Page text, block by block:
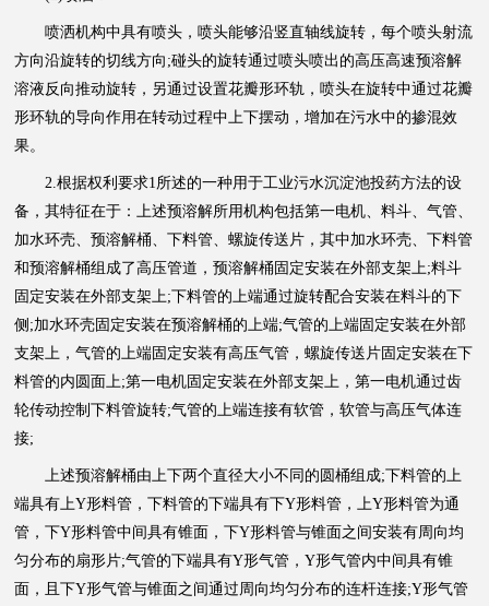
喷洒机构中具有喷头，喷头能够沿竖直轴线旋转，每个喷头射流
方向沿旋转的切线方向;碰头的旋转通过喷头喷出的高压高速预溶解
溶液反向推动旋转，另通过设置花瓣形环轨，喷头在旋转中通过花瓣
形环轨的导向作用在转动过程中上下摆动，增加在污水中的掺混效
果。
2.根据权利要求1所述的一种用于工业污水沉淀池投药方法的设
备，其特征在于：上述预溶解所用机构包括第一电机、料斗、气管、
加水环壳、预溶解桶、下料管、螺旋传送片，其中加水环壳、下料管
和预溶解桶组成了高压管道，预溶解桶固定安装在外部支架上;料斗
固定安装在外部支架上;下料管的上端通过旋转配合安装在料斗的下
侧;加水环壳固定安装在预溶解桶的上端;气管的上端固定安装在外部
支架上，气管的上端固定安装有高压气管，螺旋传送片固定安装在下
料管的内圆面上;第一电机固定安装在外部支架上，第一电机通过齿
轮传动控制下料管旋转;气管的上端连接有软管，软管与高压气体连
接;
上述预溶解桶由上下两个直径大小不同的圆桶组成;下料管的上
端具有上Y形料管，下料管的下端具有下Y形料管，上Y形料管为通
管，下Y形料管中间具有锥面，下Y形料管与锥面之间安装有周向均
匀分布的扇形片;气管的下端具有Y形气管，Y形气管内中间具有锥
面，且下Y形气管与锥面之间通过周向均匀分布的连杆连接;Y形气管